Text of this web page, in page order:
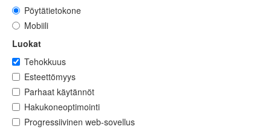
Pöytätietokone
Mobiili
Luokat
Tehokkuus
Esteettömyys
Parhaat käytännöt
Hakukoneoptimointi
Progressiivinen web-sovellus